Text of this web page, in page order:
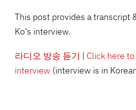
This post provides a transcript
Ko’s interview.
라디오 방송 듣기 | Click here
interview (interview is in